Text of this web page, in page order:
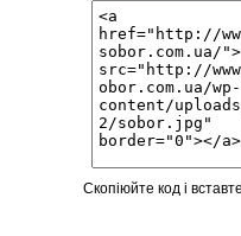
Скопіюйте код і